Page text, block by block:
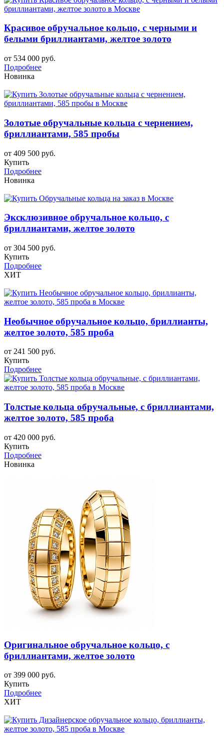
Красивое обручальное кольцо, с черными и
белыми бриллиантами, желтое золото
от 534 000 руб.
Подробнее
Новинка
Золотые обручальные кольца с чернением,
бриллиантами, 585 пробы
от 409 500 руб.
Купить
Подробнее
Новинка
Эксклюзивное обручальное кольцо, с
бриллиантами, желтое золото
от 304 500 руб.
Купить
Подробнее
ХИТ
Необычное обручальное кольцо, бриллианты,
желтое золото, 585 проба
от 241 500 руб.
Купить
Подробнее
Толстые кольца обручальные, с бриллиантами,
желтое золото, 585 проба
от 420 000 руб.
Купить
Подробнее
Новинка
Оригинальное обручальное кольцо, с
бриллиантами, желтое золото
от 399 000 руб.
Купить
Подробнее
ХИТ